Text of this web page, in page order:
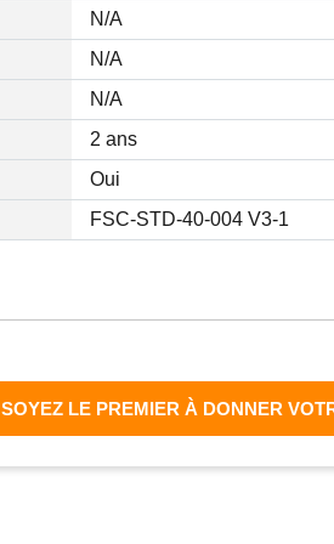
N/A
N/A
N/A
2 ans
Oui
FSC-STD-40-004 V3-1
SOYEZ LE PREMIER À DONNER